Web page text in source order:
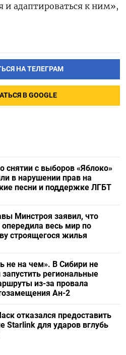
и адаптироваться к ним»,
НА ТЕЛЕГРАМ
В GOOGLE
снятии с выборов «Яблоко»
в нарушении прав на
песни и поддержке ЛГБТ
Минстроя заявил, что
опередила весь мир по
строящегося жилья
не на чем». В Сибири не
запустить региональные
из-за провала
Ан-2
отказался предоставить
Starlink для ударов вглубь